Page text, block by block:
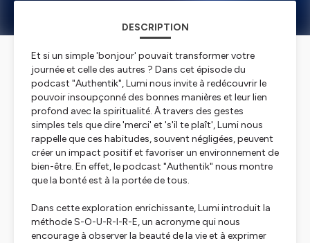
DESCRIPTION
Et si un simple 'bonjour' pouvait transformer votre
journée et celle des autres ? Dans cet épisode du
podcast "Authentik", Lumi nous invite à redécouvrir le
pouvoir insoupçonné des bonnes manières et leur lien
profond avec la spiritualité. À travers des gestes
simples tels que dire 'merci' et 's'il te plaît', Lumi nous
rappelle que ces habitudes, souvent négligées, peuvent
créer un impact positif et favoriser un environnement de
bien-être. En effet, le podcast "Authentik" nous montre
que la bonté est à la portée de tous.
Dans cette exploration enrichissante, Lumi introduit la
méthode S-O-U-R-I-R-E, un acronyme qui nous
encourage à observer la beauté de la vie et à exprimer